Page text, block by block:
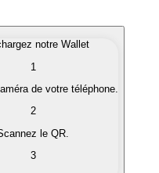
qui vous intéressent
en monnaie
notre Wallet
1
de votre téléphone.
2
le QR.
3